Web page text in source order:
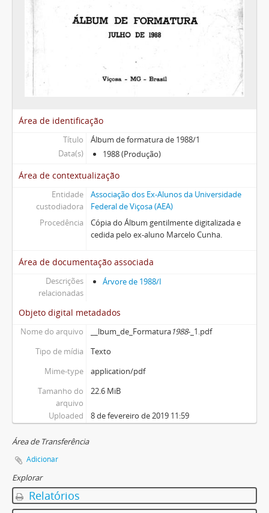
Área de identificação
Título
Álbum de formatura de 1988/1
Data(s)
1988 (Produção)
Área de contextualização
Entidade
custodiadora
Associação dos Ex-Alunos da Universidade
Federal de Viçosa (AEA)
Procedência
Cópia do Álbum gentilmente digitalizada e
cedida pelo ex-aluno Marcelo Cunha.
Área de documentação associada
Descrições
relacionadas
Árvore de 1988/I
Objeto digital metadados
Nome do arquivo __lbum_de_Formatura1988-_1.pdf
Tipo de mídia
Texto
Mime-type
application/pdf
Tamanho do
arquivo
22.6 MiB
Uploaded 8 de fevereiro de 2019 11:59
Área de Transferência
Adicionar
Explorar
Relatórios